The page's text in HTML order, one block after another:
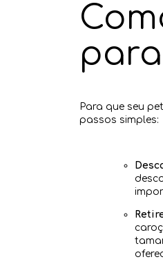
Para que seu
passos simples: